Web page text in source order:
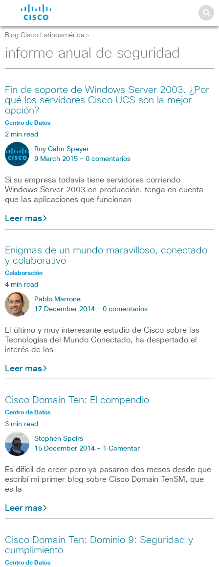
Blog Cisco Latinoamérica >
informe anual de seguridad
Fin de soporte de Windows Server 2003. ¿Por
qué los servidores Cisco UCS son la mejor
opción?
Centro de Datos
2 min read
Roy Cahn Speyer
9 March 2015 - 0 comentarios
Si su empresa todavía tiene servidores corriendo
Windows Server 2003 en producción, tenga en cuenta
que las aplicaciones que funcionan
Leer mas
Enigmas de un mundo maravilloso, conectado
y colaborativo
Colaboración
4 min read
Pablo Marrone
17 December 2014 - 0 comentarios
El último y muy interesante estudio de Cisco sobre las
Tecnologías del Mundo Conectado, ha despertado el
interés de los
Leer mas
Cisco Domain Ten: El compendio
Centro de Datos
3 min read
Stephen Speirs
15 December 2014 - 1 Comentar
Es difícil de creer pero ya pasaron dos meses desde que
escribí mi primer blog sobre Cisco Domain TenSM, que
es la
Leer mas
Cisco Domain Ten: Dominio 9: Seguridad y
cumplimiento
Centro de Datos